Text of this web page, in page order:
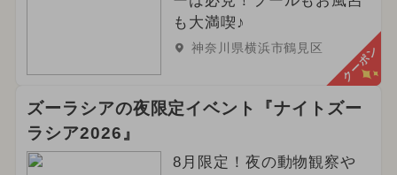
も大満喫♪
神奈川県横浜市鶴見区 クーポン
ズーラシアの夜限定イベント『ナイトズー
ラシア2026』
8月限定！夜の動物観察や